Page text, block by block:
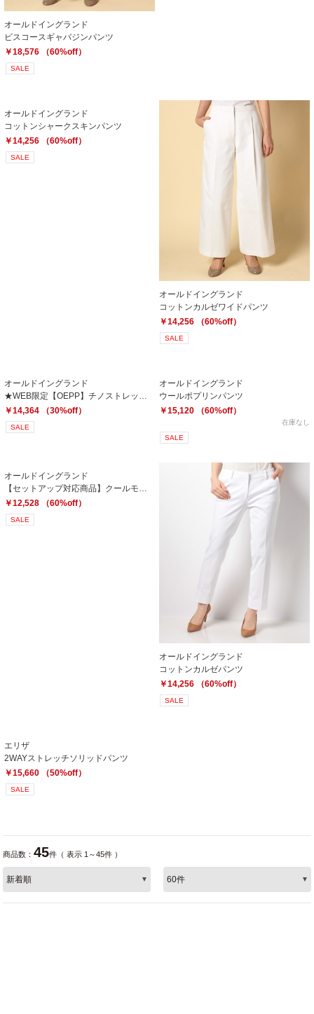
オールドイングランド
ビスコースギャバジンパンツ
￥18,576 （60%off）
SALE
オールドイングランド
コットンシャークスキンパンツ
￥14,256 （60%off）
SALE
オールドイングランド
コットンカルゼワイドパンツ
￥14,256 （60%off）
SALE
オールドイングランド
￥14,364 （30%off）
SALE
オールドイングランド
ウールポプリンパンツ
￥15,120 （60%off）
在庫なし
SALE
オールドイングランド
￥12,528 （60%off）
SALE
オールドイングランド
コットンカルゼパンツ
￥14,256 （60%off）
SALE
エリザ
2WAYストレッチソリッドパンツ
￥15,660 （50%off）
SALE
商品数：45件（ 表示 1～45件 ）